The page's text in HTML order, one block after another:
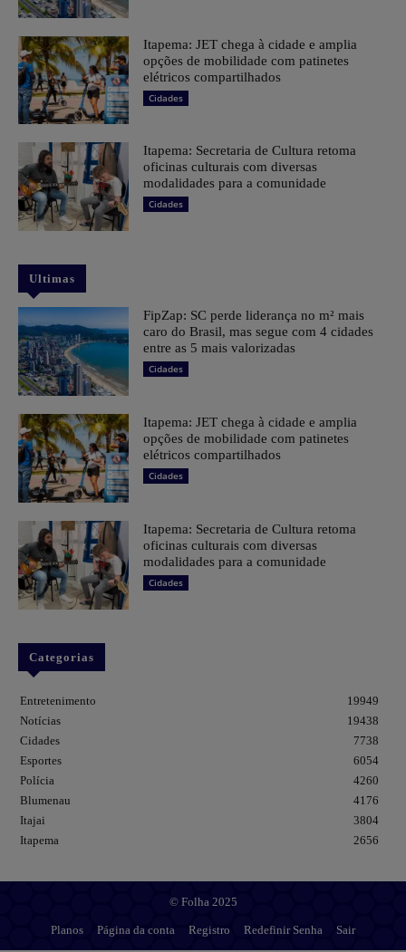
Itapema: JET chega à cidade e amplia
opções de mobilidade com patinetes
elétricos compartilhados
Cidades
Itapema: Secretaria de Cultura retoma
oficinas culturais com diversas
modalidades para a comunidade
Cidades
Ultimas
FipZap: SC perde liderança no m² mais
caro do Brasil, mas segue com 4 cidades
entre as 5 mais valorizadas
Cidades
Itapema: JET chega à cidade e amplia
opções de mobilidade com patinetes
elétricos compartilhados
Cidades
Itapema: Secretaria de Cultura retoma
oficinas culturais com diversas
modalidades para a comunidade
Cidades
Categorias
Entretenimento
19949
Notícias
19438
Cidades
7738
Esportes
6054
Polícia
4260
Blumenau
4176
Itajai
3804
Itapema
2656
© Folha 2025
Planos Página da conta Registro Redefinir Senha Sair